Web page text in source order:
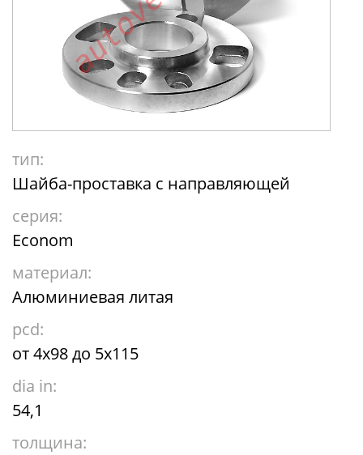
тип:
Шайба-проставка с направляющей
серия:
Econom
материал:
Алюминиевая литая
pcd:
от 4х98 до 5х115
dia in:
54,1
толщина: